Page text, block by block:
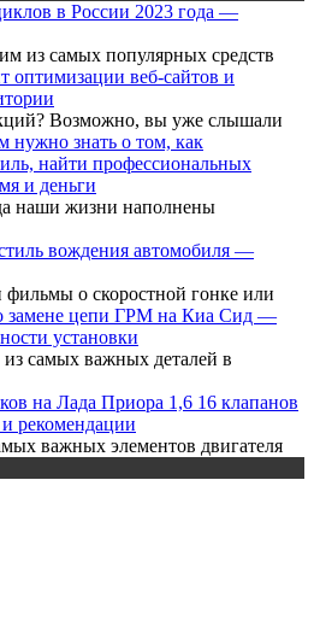
в России 2023 года —
из самых популярных средств
веб-сайтов и
Возможно, вы уже слышали
нужно знать о том, как
найти профессиональных
и деньги
наши жизни наполнены
вождения автомобиля —
о скоростной гонке или
замене цепи ГРМ на Киа Сид —
установки
самых важных деталей в
на Лада Приора 1,6 16 клапанов
рекомендации
важных элементов двигателя